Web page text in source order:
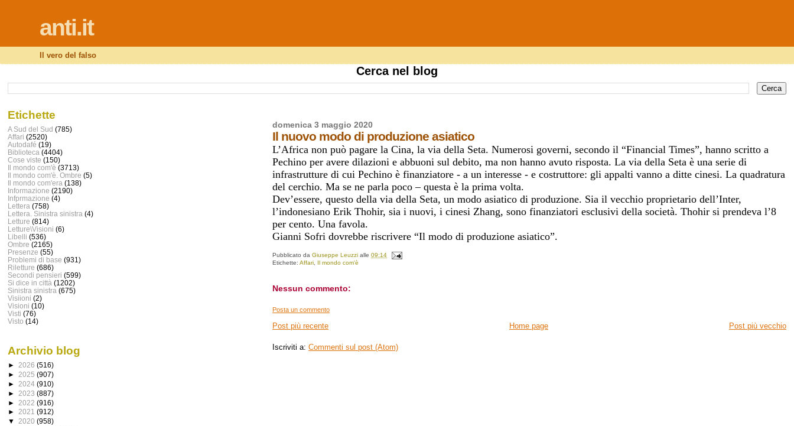
anti.it
Il vero del falso
Cerca nel blog
domenica 3 maggio 2020
Il nuovo modo di produzione asiatico
L’Africa non può pagare la Cina, la via della Seta. Numerosi governi, secondo il “Financial Times”, hanno scritto a
Pechino per avere dilazioni e abbuoni sul debito, ma non hanno avuto risposta. La via della Seta è una serie di
infrastrutture di cui Pechino è finanziatore - a un interesse - e costruttore: gli appalti vanno a ditte cinesi. La quadratura
del cerchio. Ma se ne parla poco – questa è la prima volta.
Dev’essere, questo della via della Seta, un modo asiatico di produzione. Sia il vecchio proprietario dell’Inter,
l’indonesiano Erik Thohir, sia i nuovi, i cinesi Zhang, sono finanziatori esclusivi della società. Thohir si prendeva l’8
per cento. Una favola.
Gianni Sofri dovrebbe riscrivere “Il modo di produzione asiatico”.
Pubblicato daGiuseppe Leuzzi alle09:14
Etichette:Affari Il mondo com'è
Nessun commento:
Posta un commento
Post più recente Post più vecchio
Home page
Iscriviti a:Commenti sul post (Atom)
Etichette
A Sud del Sud (785)
Affari (2520)
Autodafé (19)
Biblioteca (4404)
Cose viste (150)
Il mondo com'è (3713)
Il mondo com'è. Ombre (5)
Il mondo com'era (138)
Informazione (2190)
Infprmazione (4)
Lettera (758)
Lettera. Sinistra sinistra (4)
Letture (814)
Letture\Visioni (6)
Libelli (536)
Ombre (2165)
Presenze (55)
Problemi di base (931)
Riletture (686)
Secondi pensieri (599)
Si dice in città (1202)
Sinistra sinistra (675)
Visiioni (2)
Visioni (10)
Visti (76)
Visto (14)
Archivio blog
► 2026 (516)
► 2025 (907)
► 2024 (910)
► 2023 (887)
► 2022 (916)
► 2021 (912)
▼ 2020 (958)